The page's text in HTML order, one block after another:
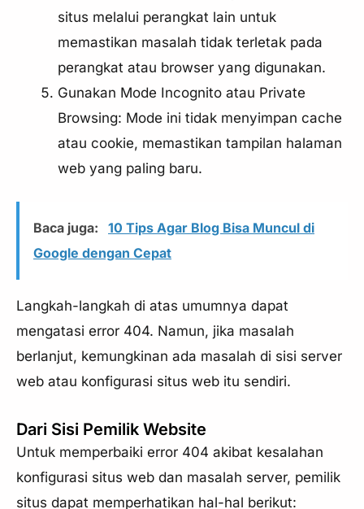
situs melalui perangkat lain untuk
memastikan masalah tidak terletak pada
perangkat atau browser yang digunakan.
Gunakan Mode Incognito atau Private
Browsing: Mode ini tidak menyimpan cache
atau cookie, memastikan tampilan halaman
web yang paling baru.
Baca juga:
10 Tips Agar Blog Bisa Muncul di
Google dengan Cepat
Langkah-langkah di atas umumnya dapat
mengatasi error 404. Namun, jika masalah
berlanjut, kemungkinan ada masalah di sisi server
web atau konfigurasi situs web itu sendiri.
Dari Sisi Pemilik Website
Untuk memperbaiki error 404 akibat kesalahan
konfigurasi situs web dan masalah server, pemilik
situs dapat memperhatikan hal-hal berikut: